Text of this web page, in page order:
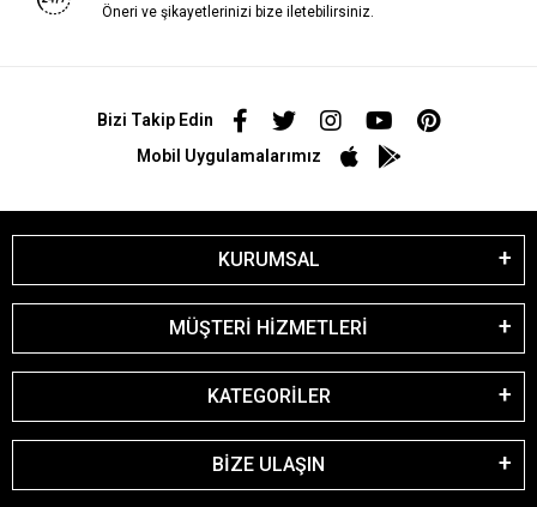
Öneri ve şikayetlerinizi bize iletebilirsiniz.
Bizi Takip Edin
Mobil Uygulamalarımız
KURUMSAL
MÜŞTERİ HİZMETLERİ
KATEGORİLER
BİZE ULAŞIN